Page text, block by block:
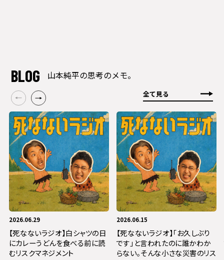
BLOG 山本純平の思考のメモ。
全て見る
2026.06.29
【死なないラジオ】白シャツの日
にカレーうどんを食べる前に読
むリスクマネジメント
2026.06.15
【死なないラジオ】「お久しぶり
です」と言われたのに誰かわか
らない。そんな小さな災害のリス